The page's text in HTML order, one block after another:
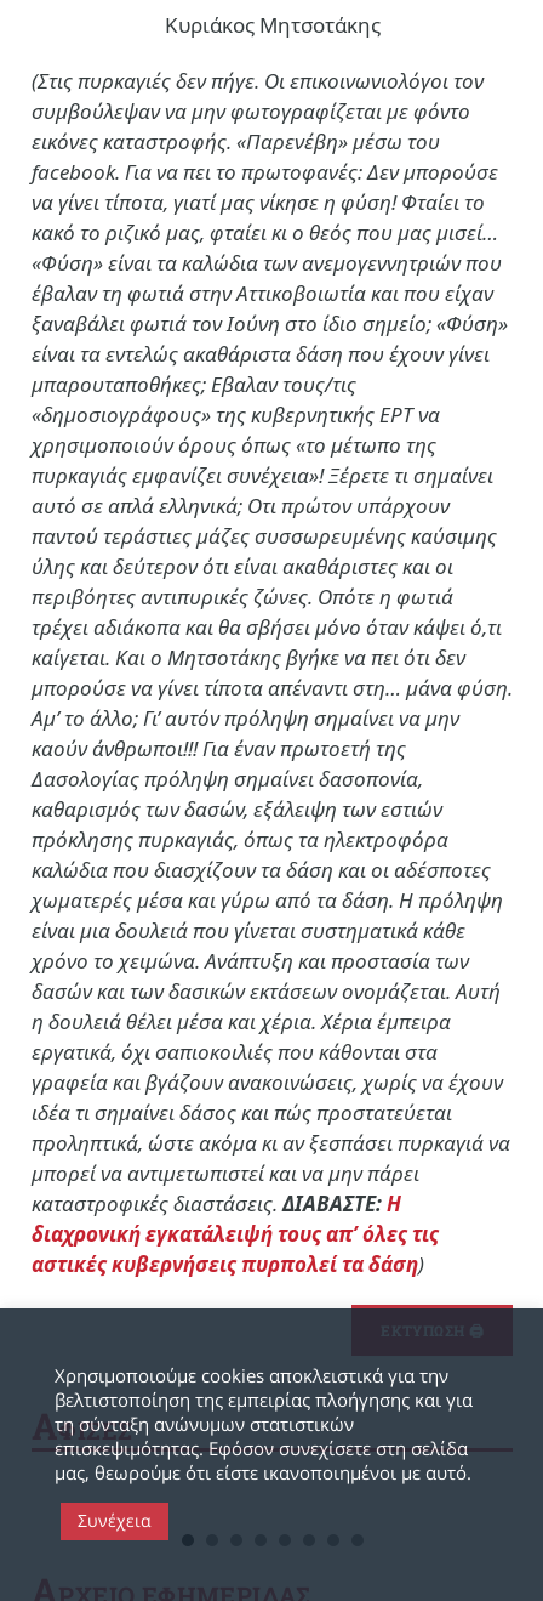
Κυριάκος Μητσοτάκης
(Στις πυρκαγιές δεν πήγε. Οι επικοινωνιολόγοι τον
συμβούλεψαν να μην φωτογραφίζεται με φόντο
εικόνες καταστροφής. «Παρενέβη» μέσω του
facebook. Για να πει το πρωτοφανές: Δεν μπορούσε
να γίνει τίποτα, γιατί μας νίκησε η φύση! Φταίει το
κακό το ριζικό μας, φταίει κι ο θεός που μας μισεί…
«Φύση» είναι τα καλώδια των ανεμογεννητριών που
έβαλαν τη φωτιά στην Αττικοβοιωτία και που είχαν
ξαναβάλει φωτιά τον Ιούνη στο ίδιο σημείο; «Φύση»
είναι τα εντελώς ακαθάριστα δάση που έχουν γίνει
μπαρουταποθήκες; Εβαλαν τους/τις
«δημοσιογράφους» της κυβερνητικής ΕΡΤ να
χρησιμοποιούν όρους όπως «το μέτωπο της
πυρκαγιάς εμφανίζει συνέχεια»! Ξέρετε τι σημαίνει
αυτό σε απλά ελληνικά; Οτι πρώτον υπάρχουν
παντού τεράστιες μάζες συσσωρευμένης καύσιμης
ύλης και δεύτερον ότι είναι ακαθάριστες και οι
περιβόητες αντιπυρικές ζώνες. Οπότε η φωτιά
τρέχει αδιάκοπα και θα σβήσει μόνο όταν κάψει ό,τι
καίγεται. Και ο Μητσοτάκης βγήκε να πει ότι δεν
μπορούσε να γίνει τίποτα απέναντι στη… μάνα φύση.
Αμ’ το άλλο; Γι’ αυτόν πρόληψη σημαίνει να μην
καούν άνθρωποι!!! Για έναν πρωτοετή της
Δασολογίας πρόληψη σημαίνει δασοπονία,
καθαρισμός των δασών, εξάλειψη των εστιών
πρόκλησης πυρκαγιάς, όπως τα ηλεκτροφόρα
καλώδια που διασχίζουν τα δάση και οι αδέσποτες
χωματερές μέσα και γύρω από τα δάση. Η πρόληψη
είναι μια δουλειά που γίνεται συστηματικά κάθε
χρόνο το χειμώνα. Ανάπτυξη και προστασία των
δασών και των δασικών εκτάσεων ονομάζεται. Αυτή
η δουλειά θέλει μέσα και χέρια. Χέρια έμπειρα
εργατικά, όχι σαπιοκοιλιές που κάθονται στα
γραφεία και βγάζουν ανακοινώσεις, χωρίς να έχουν
ιδέα τι σημαίνει δάσος και πώς προστατεύεται
προληπτικά, ώστε ακόμα κι αν ξεσπάσει πυρκαγιά να
μπορεί να αντιμετωπιστεί και να μην πάρει
καταστροφικές διαστάσεις.ΔΙΑΒΑΣΤΕ:Η
διαχρονική εγκατάλειψή τους απ’ όλες τις
αστικές κυβερνήσεις πυρπολεί τα δάση)
ΑΦΙΣΕΣ
Χρησιμοποιούμε cookies αποκλειστικά για την
βελτιστοποίηση της εμπειρίας πλοήγησης και για
τη σύνταξη ανώνυμων στατιστικών
επισκεψιμότητας. Εφόσον συνεχίσετε στη σελίδα
μας, θεωρούμε ότι είστε ικανοποιημένοι με αυτό.
Συνέχεια